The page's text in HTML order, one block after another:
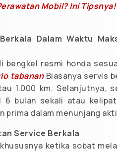
Mobil? Ini Tipsnya!
Dalam Waktu
bengkel resmi honda
tabananBiasanya servis
1.000 km. Selanjutnya,
6 bulan sekali atau
prima dalam menunjang
Service Berkala
ketika sobat